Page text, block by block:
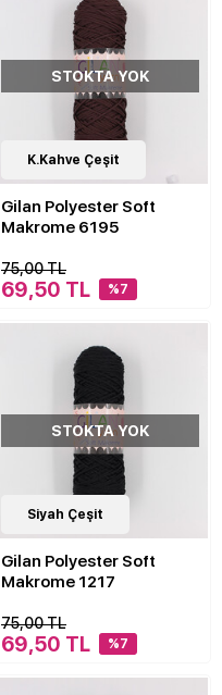
30Çeşit
STOKTA YOK
K.Kahve Çeşit
Gilan Polyester Soft
Makrome 6195
75,00 TL
69,50 TL %7
30Çeşit
STOKTA YOK
Siyah Çeşit
Gilan Polyester Soft
Makrome 1217
75,00 TL
69,50 TL %7